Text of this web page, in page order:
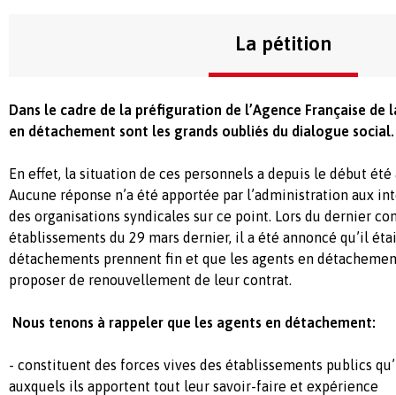
La pétition
Dans le cadre de la préfiguration de l’Agence Française de
en détachement sont les grands oubliés du dialogue social.
En effet, la situation de ces personnels a depuis le début été
Aucune réponse n’a été apportée par l’administration aux
des organisations syndicales sur ce point. Lors du dernier
établissements du 29 mars dernier, il a été annoncé qu’il
détachements prennent fin et que les agents en
proposer de renouvellement de leur contrat.
Nous tenons à rappeler que les agents en détachement:
- constituent des forces vives des établissements publics
auxquels ils apportent tout leur savoir-faire et expérience